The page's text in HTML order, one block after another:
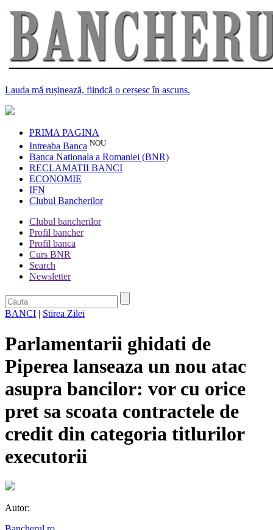
Lauda mă rușinează, fiindcă o cerșesc în ascuns.
PRIMA PAGINA
Intreaba Banca NOU
Banca Nationala a Romaniei (BNR)
RECLAMATII BANCI
ECONOMIE
IFN
Clubul Bancherilor
Clubul bancherilor
Profil bancher
Profil banca
Curs BNR
Search
Newsletter
BANCI | Stirea Zilei
Parlamentarii ghidati de
Piperea lanseaza un nou atac
asupra bancilor: vor cu orice
pret sa scoata contractele de
credit din categoria titlurilor
executorii
Autor: